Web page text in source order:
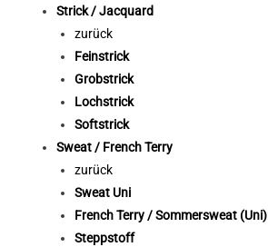
Strick / Jacquard
zurück
Feinstrick
Grobstrick
Lochstrick
Softstrick
Sweat / French Terry
zurück
Sweat Uni
French Terry / Sommersweat (Uni)
Steppstoff